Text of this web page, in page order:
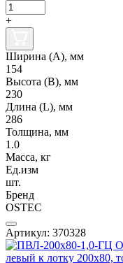
+
Ширина (А), мм
154
Высота (В), мм
230
Длина (L), мм
286
Толщина, мм
1.0
Масса, кг
Ед.изм
шт.
Бренд
OSTEC
Артикул: 370328